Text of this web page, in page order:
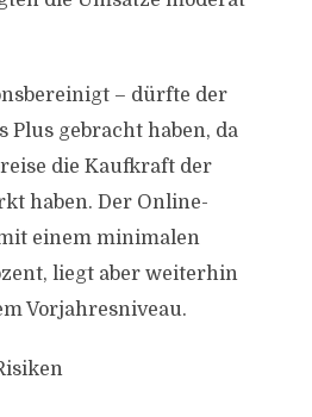
– dürfte der
Plus gebracht haben, da
die Kaufkraft der
haben. Der Online-
einem minimalen
liegt aber weiterhin
Vorjahresniveau.